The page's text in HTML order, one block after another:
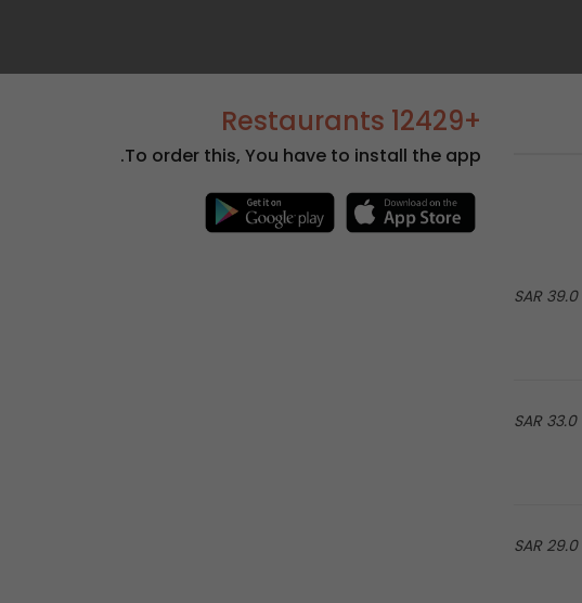
39.0 SAR
33.0 SAR
29.0 SAR
+12429 Restaurants
To order this, You have to install the app.